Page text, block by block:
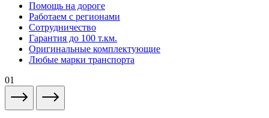
Помощь на дороге
Работаем с регионами
Сотрудничество
Гарантия до 100 т.км.
Оригинальные комплектующие
Любые марки транспорта
01